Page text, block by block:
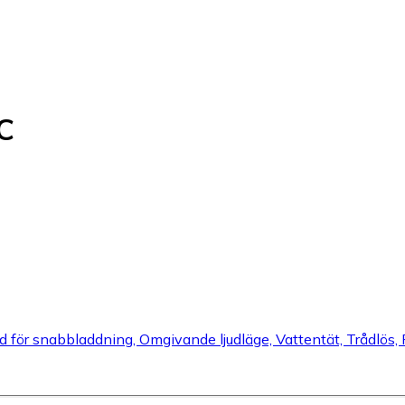
snabbladdning, Omgivande ljudläge, Vattentät, Trådlös,